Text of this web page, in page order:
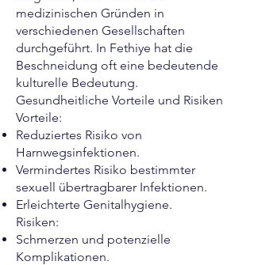
medizinischen Gründen in
verschiedenen Gesellschaften
durchgeführt. In Fethiye hat die
Beschneidung oft eine bedeutende
kulturelle Bedeutung.
Gesundheitliche Vorteile und Risiken
Vorteile:
Reduziertes Risiko von
Harnwegsinfektionen.
Vermindertes Risiko bestimmter
sexuell übertragbarer Infektionen.
Erleichterte Genitalhygiene.
Risiken:
Schmerzen und potenzielle
Komplikationen.